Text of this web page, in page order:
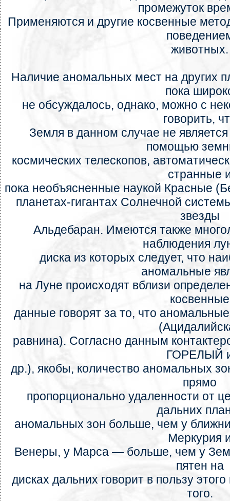
промежуток
Применяются и другие косвенные
животных.
Наличие аномальных мест на других
пока
не обсуждалось, однако, можно с
говорить,
Земля в данном случае не
помощью
космических телескопов,
странные
пока необъясненные наукой Красные
планетах-гигантах Солнечной
звезды
Альдебаран. Имеются также
наблюдения
диска из которых следует, что
аномальные
на Луне происходят вблизи
косвенные
данные говорят за то, что
равнина). Согласно данным
ГОРЕЛЫЙ
др.), якобы, количество аномальных
прямо
пропорционально удаленности от
дальних
аномальных зон больше, чем у
Меркурия
Венеры, у Марса — больше, чем у
пятен на
дисках дальних говорит в пользу
того.